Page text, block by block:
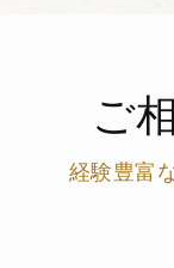
ご
経験豊富